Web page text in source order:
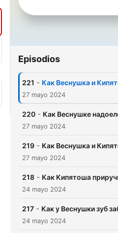
Episodios
221 - Как Веснушка и
27 mayo 2024
220 - Как Веснушке
27 mayo 2024
219 - Как Веснушка и
27 mayo 2024
218 - Как Кипятоша
24 mayo 2024
217 - Как у Веснушки зуб
24 mayo 2024